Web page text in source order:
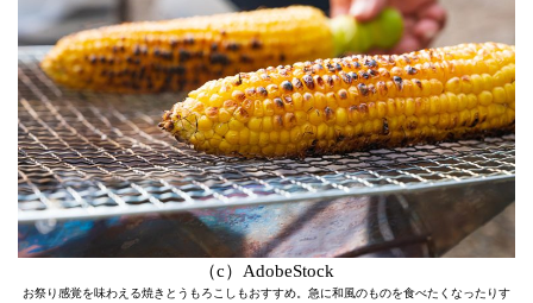
（c）AdobeStock
お祭り感覚を味わえる焼きとうもろこしもおすすめ。急に和風のものを食べたくなったりす